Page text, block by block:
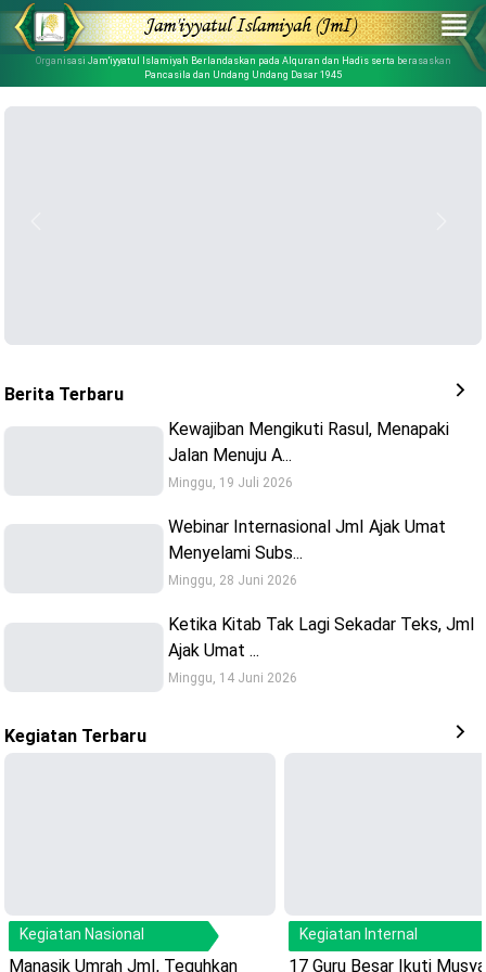
Jam'iyyatul Islamiyah (JmI)
Organisasi Jam'iyyatul Islamiyah Berlandaskan pada Alquran dan Hadis serta berasaskan
Pancasila dan Undang Undang Dasar 1945
menu
Berita Terbaru
Kewajiban Mengikuti Rasul, Menapaki
Jalan Menuju A...
Minggu, 19 Juli 2026
Webinar Internasional JmI Ajak Umat
Menyelami Subs...
Minggu, 28 Juni 2026
Ketika Kitab Tak Lagi Sekadar Teks, JmI
Ajak Umat ...
Minggu, 14 Juni 2026
Kegiatan Terbaru
Kegiatan Nasional
Manasik Umrah JmI, Teguhkan
Kegiatan Internal
17 Guru Besar Ikuti